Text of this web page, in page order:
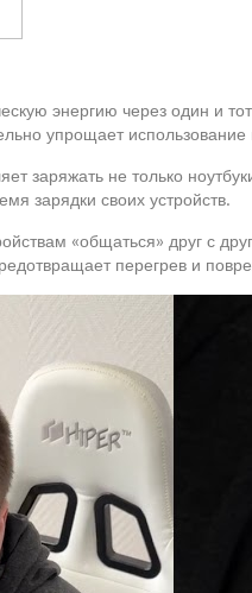
энергию через один и
упрощает
заряжать не только
зарядки своих устройств.
«общаться» друг с
перегрев и